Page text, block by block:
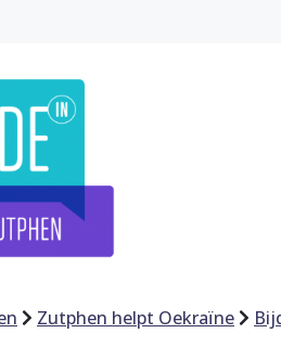
Zutphen helpt Oekraïne